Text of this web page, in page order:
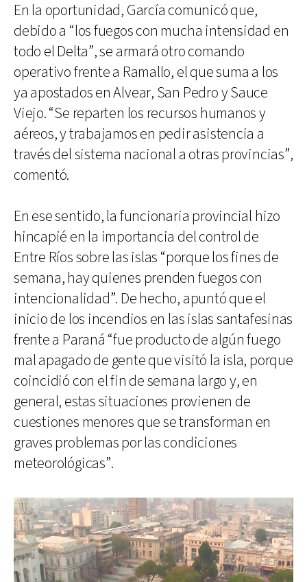
En la oportunidad, García comunicó que,
debido a “los fuegos con mucha intensidad en
todo el Delta”, se armará otro comando
operativo frente a Ramallo, el que suma a los
ya apostados en Alvear, San Pedro y Sauce
Viejo. “Se reparten los recursos humanos y
aéreos, y trabajamos en pedir asistencia a
través del sistema nacional a otras provincias”,
comentó.
En ese sentido, la funcionaria provincial hizo
hincapié en la importancia del control de
Entre Ríos sobre las islas “porque los fines de
semana, hay quienes prenden fuegos con
intencionalidad”. De hecho, apuntó que el
inicio de los incendios en las islas santafesinas
frente a Paraná “fue producto de algún fuego
mal apagado de gente que visitó la isla, porque
coincidió con el fin de semana largo y, en
general, estas situaciones provienen de
cuestiones menores que se transforman en
graves problemas por las condiciones
meteorológicas”.